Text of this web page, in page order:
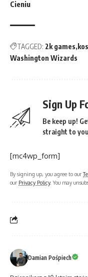
Cieniu
TAGGED: 2k games
Washington Wizards
Sign Up
Be keep up!
straight to
[mc4wp_form]
By signing up, you agree to our
our Privacy Policy. You may
Damian Pośpiech